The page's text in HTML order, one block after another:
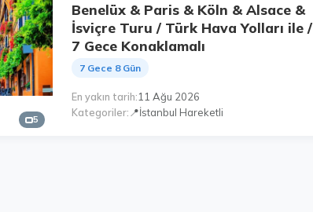
5
Benelüx & Paris & Köln & Alsace &
İsviçre Turu / Türk Hava Yolları ile /
7 Gece Konaklamalı
7 Gece 8 Gün
En yakın tarih 11 Ağu 2026
Kategoriler 📍İstanbul Hareketli